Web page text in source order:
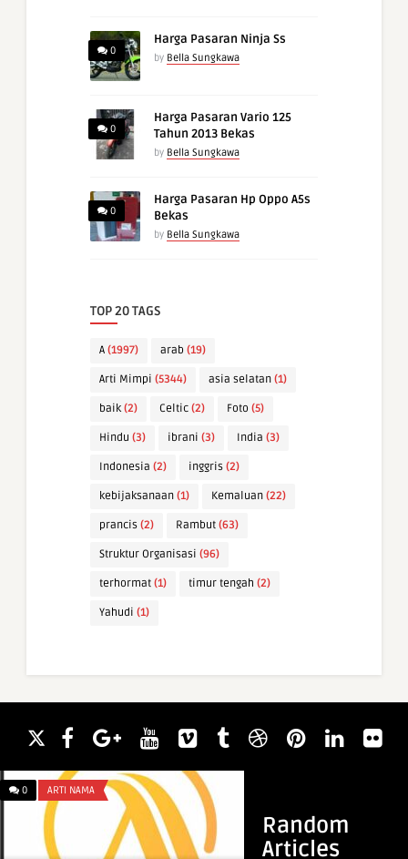
0
Harga Pasaran Ninja Ss
by Bella Sungkawa
0
Harga Pasaran Vario 125
Tahun 2013 Bekas
by Bella Sungkawa
0
Harga Pasaran Hp Oppo A5s
Bekas
by Bella Sungkawa
TOP 20 TAGS
A (1997) arab (19)
Arti Mimpi (5344) asia selatan (1)
baik (2) Celtic (2) Foto (5)
Hindu (3) ibrani (3) India (3)
Indonesia (2) inggris (2)
kebijaksanaan (1) Kemaluan (22)
prancis (2) Rambut (63)
Struktur Organisasi (96)
terhormat (1) timur tengah (2)
Yahudi (1)
Random
Articles
0 ARTI NAMA
Bella Sungkawa
Arti Mimpi